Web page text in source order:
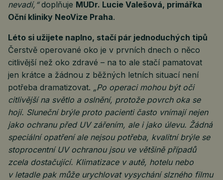
nevadí,“doplňuje MUDr. Lucie Valešová, primářka
Oční kliniky NeoVize Praha.
Léto si užijete naplno, stačí pár jednoduchých tipů
Čerstvě operované oko je v prvních dnech o něco
citlivější než oko zdravé – na to ale stačí pamatovat
jen krátce a žádnou z běžných letních situací není
potřeba dramatizovat. „Po operaci mohou být oči
citlivější na světlo a oslnění, protože povrch oka se
hojí. Sluneční brýle proto pacienti často vnímají nejen
jako ochranu před UV zářením, ale i jako úlevu. Žádná
speciální opatření ale nejsou potřeba, kvalitní brýle se
stoprocentní UV ochranou jsou ve většině případů
zcela dostačující. Klimatizace v autě, hotelu nebo
v letadle pak může urychlovat vysychání slzného filmu